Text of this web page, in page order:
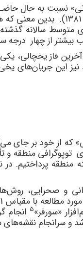
نسبت به حال
ایران مرکزی، آنومالی‌های حرارتی
فاز یخچالی،
از آنجا به بعد نیز
از خود بر جای
توپوگرافی منطقه
پرداختیم.
و صحرایی،
5 انجام
و سرانجام نقشه‌های